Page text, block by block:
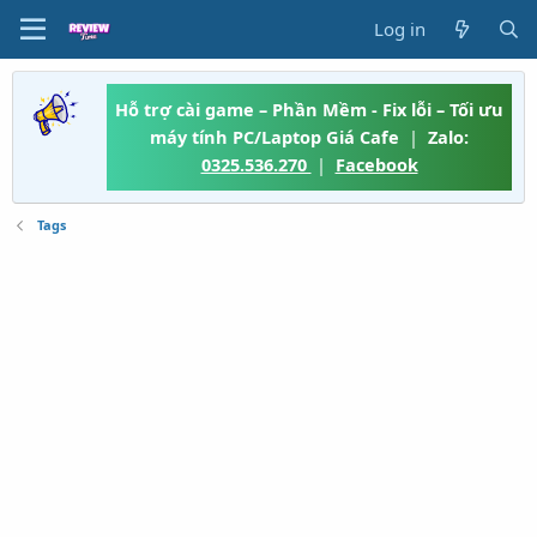
Log in
Hỗ trợ cài game – Phần Mềm - Fix lỗi – Tối ưu
máy tính PC/Laptop Giá Cafe | Zalo:
0325.536.270 | Facebook
Tags